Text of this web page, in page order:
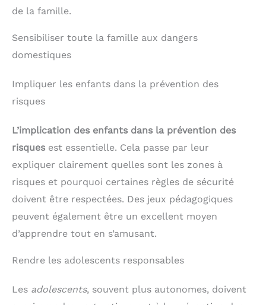
patients est très flexible.
pratique infirmière
préparent à des
aux nourrissons.
Applications polyvalentes
: que vous soyez dans un
formation, notre
mannequin de formation
pour nourrissons est un
outil idéal pour
compétences. Grandeur
nature et incroyablement
réaliste, il est parfait pour
les étudiants et les
stagiaires qui cherchent à
améliorer leurs capacités
formation anti-
l’enseignement, les
hôpitaux, les facultés de
étudiants en médecine et
du personnel médical.
de la famille.
Sensibiliser toute la famille aux dangers
domestiques
Impliquer les enfants dans la prévention des
risques
L’implication des enfants dans la prévention des
risques est essentielle. Cela passe par leur
expliquer clairement quelles sont les zones à
risques et pourquoi certaines règles de sécurité
doivent être respectées. Des jeux pédagogiques
peuvent également être un excellent moyen
d’apprendre tout en s’amusant.
Rendre les adolescents responsables
Les adolescents, souvent plus autonomes, doivent